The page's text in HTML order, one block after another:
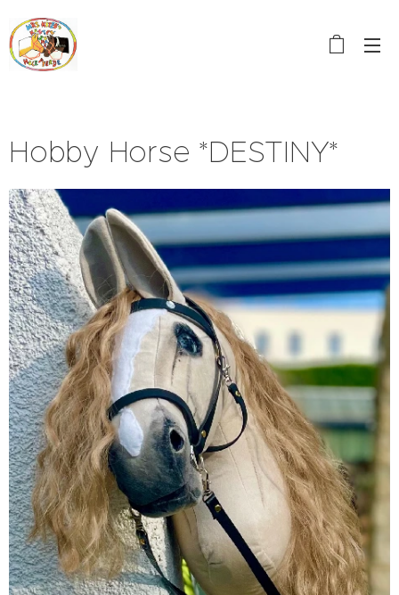
Hobby Horse *DESTINY*